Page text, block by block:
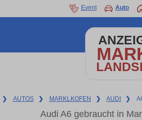
Event Auto
❯ AUTOS ❯ MARKLKOFEN ❯ AUDI ❯
Audi A6 gebraucht in